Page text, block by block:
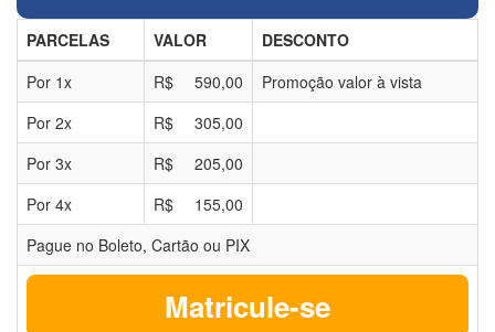
PARCELAS VALOR
DESCONTO
Por 1x R$ 590,00
Promoção valor à vista
Por 2x R$
305,00
Por 3x R$
205,00
Por 4x R$
155,00
Pague no Boleto, Cartão ou PIX
Matricule-se